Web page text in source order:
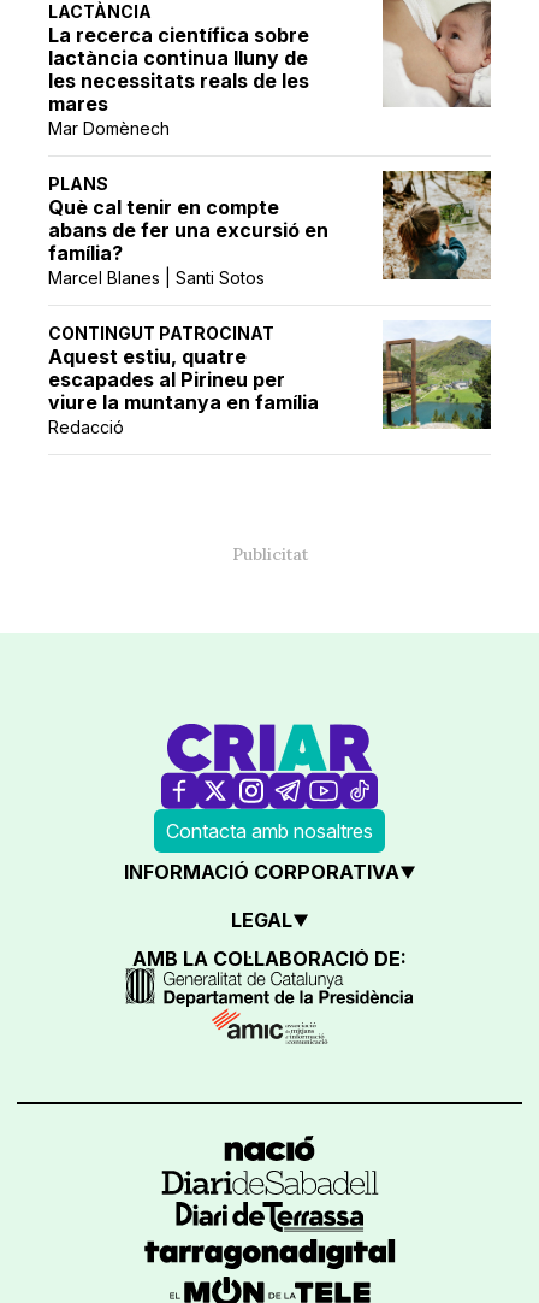
LACTÀNCIA
La recerca científica sobre
lactància continua lluny de
les necessitats reals de les
mares
Mar Domènech
PLANS
Què cal tenir en compte
abans de fer una excursió en
família?
Marcel Blanes | Santi Sotos
CONTINGUT PATROCINAT
Aquest estiu, quatre
escapades al Pirineu per
viure la muntanya en família
Redacció
Contacta amb nosaltres
INFORMACIÓ CORPORATIVA
LEGAL
AMB LA COL·LABORACIÓ DE: